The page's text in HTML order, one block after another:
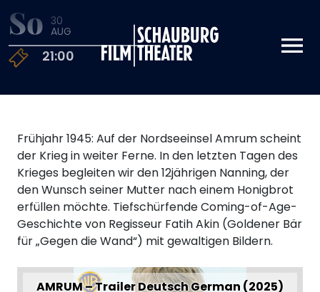
So 30
AUG
21:00
Frühjahr 1945: Auf der Nordseeinsel Amrum scheint
der Krieg in weiter Ferne. In den letzten Tagen des
Krieges begleiten wir den 12jährigen Nanning, der
den Wunsch seiner Mutter nach einem Honigbrot
erfüllen möchte. Tiefschürfende Coming-of-Age-
Geschichte von Regisseur Fatih Akin (Goldener Bär
für „Gegen die Wand“) mit gewaltigen Bildern.
AMRUM – Trailer Deutsch German (2025)